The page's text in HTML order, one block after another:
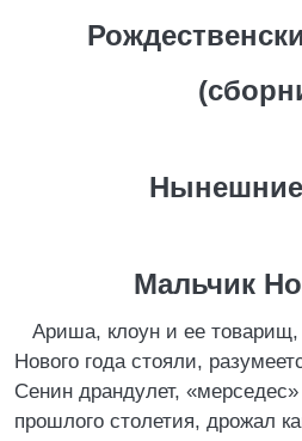
Нынешние
Мальчик
Ариша, клоун и ее
Нового года стояли,
Сенин драндулет,
прошлого столетия, дрожал